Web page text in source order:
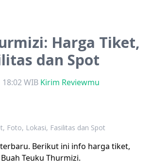
Harga Tiket,
dan Spot
WIB Kirim Reviewmu
Foto, Lokasi, Fasilitas dan Spot
Berikut ini info harga tiket,
Teuku Thurmizi.